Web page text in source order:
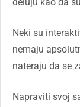
Neki su
nemaju
nateraju da se
Napraviti svoj